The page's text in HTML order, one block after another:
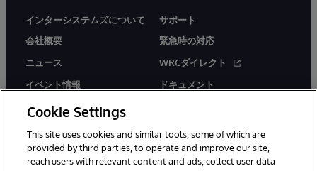
インターシステムズについて
会社概要
ニュース
イベント情報
採用情報
サポート
緊急時の対応
WRCダイレクト
ドキュメント
Cookie Settings
This site uses cookies and similar tools, some of which are
provided by third parties, to operate and improve our site,
reach users with relevant content and ads, collect user data